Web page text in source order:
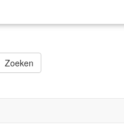
Zoeken